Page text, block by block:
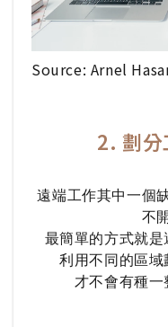
Source: Arnel
2. 劃分
遠端工作其中一個
不
最簡單的方式就是
利用不同的區域
才不會有種一